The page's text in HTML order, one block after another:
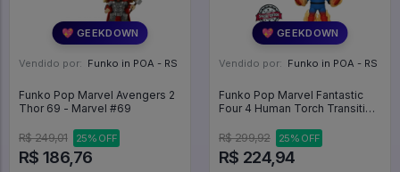
💖 GEEKDOWN
Vendido por: Funko in POA - RS
Funko Pop Marvel Avengers 2
Thor 69 - Marvel #69
R$ 249,01 25% OFF
R$ 186,76
💖 GEEKDOWN
Vendido por: Funko in POA - RS
Funko Pop Marvel Fantastic
Four 4 Human Torch Transition
R$ 299,92
25% OFF
R$ 224,94